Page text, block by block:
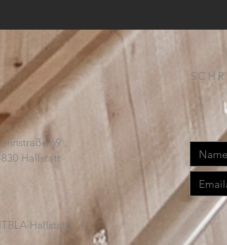
69
Hallstatt
Hallstatt